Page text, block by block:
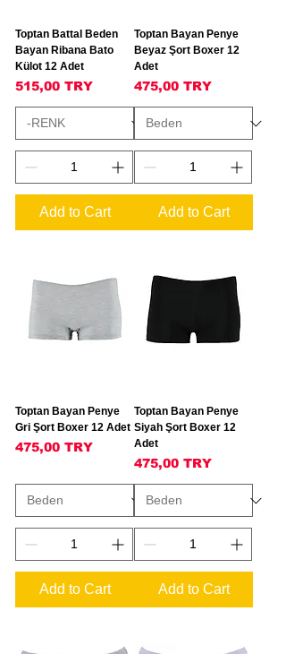
Toptan Battal Beden
Bayan Ribana Bato
Külot 12 Adet
Price
515,00 TRY
Add to Cart
Toptan Bayan Penye
Beyaz Şort Boxer 12
Adet
Price
475,00 TRY
Add to Cart
Toptan Bayan Penye
Gri Şort Boxer 12 Adet
Price
475,00 TRY
Add to Cart
Toptan Bayan Penye
Siyah Şort Boxer 12
Adet
Price
475,00 TRY
Add to Cart